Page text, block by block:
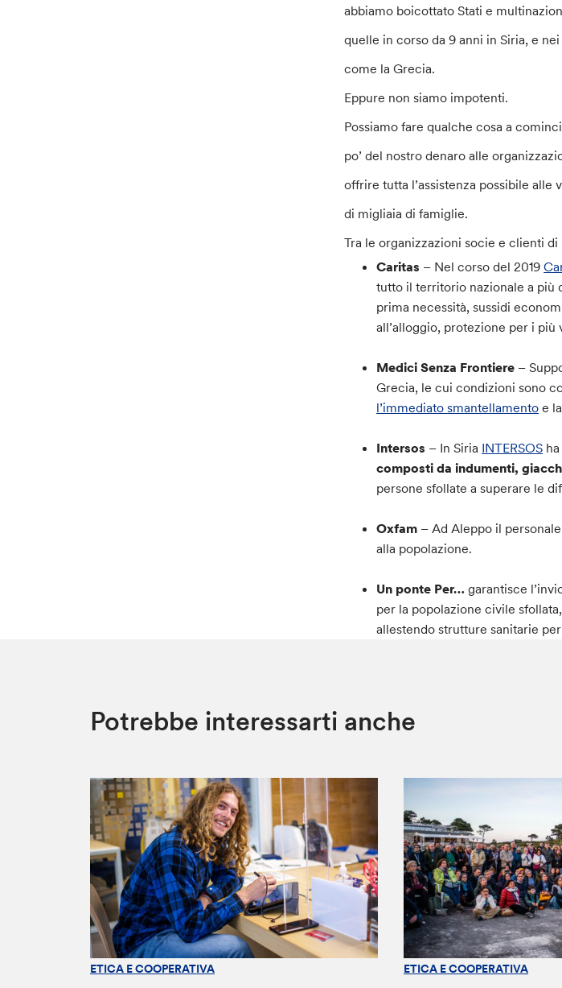
abbiamo boicottato Stati e
quelle in corso da 9 anni in Siria, e
come la Grecia.
Eppure non siamo impotenti.
Possiamo fare qualche cosa a
po’ del nostro denaro alle
offrire tutta l’assistenza possibile
di migliaia di famiglie.
Tra le organizzazioni socie e clienti
Caritas – Nel corso del 2019
tutto il territorio nazionale a più
prima necessità, sussidi
all’alloggio, protezione per i
Medici Senza Frontiere –
Grecia, le cui condizioni sono
l’immediato smantellamento e
Intersos – In Siria INTERSOS
composti da indumenti,
persone sfollate a superare le
Oxfam – Ad Aleppo il
alla popolazione.
Un ponte Per… garantisce
per la popolazione civile
allestendo strutture sanitarie
Potrebbe interessarti anche
ETICA E COOPERATIVA ETICA E COOPERATIVA